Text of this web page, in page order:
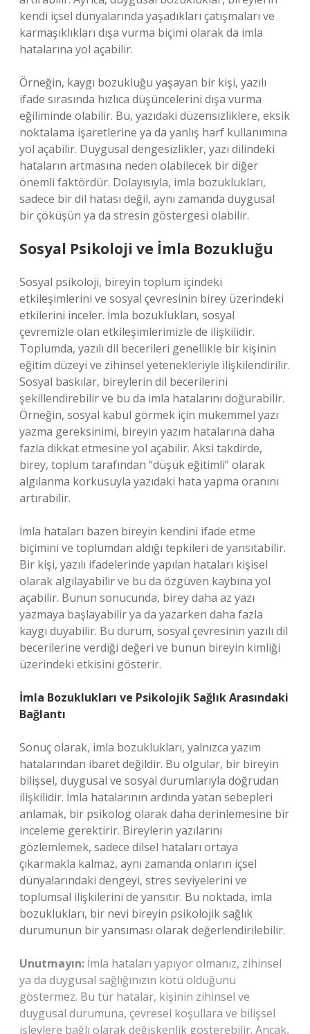
kendi içsel dünyalarında yaşadıkları çatışmaları ve
karmaşıklıkları dışa vurma biçimi olarak da imla
hatalarına yol açabilir.
Örneğin, kaygı bozukluğu yaşayan bir kişi, yazılı
ifade sırasında hızlıca düşüncelerini dışa vurma
eğiliminde olabilir. Bu, yazıdaki düzensizliklere, eksik
noktalama işaretlerine ya da yanlış harf kullanımına
yol açabilir. Duygusal dengesizlikler, yazı dilindeki
hataların artmasına neden olabilecek bir diğer
önemli faktördür. Dolayısıyla, imla bozuklukları,
sadece bir dil hatası değil, aynı zamanda duygusal
bir çöküşün ya da stresin göstergesi olabilir.
Sosyal Psikoloji ve İmla Bozukluğu
Sosyal psikoloji, bireyin toplum içindeki
etkileşimlerini ve sosyal çevresinin birey üzerindeki
etkilerini inceler. İmla bozuklukları, sosyal
çevremizle olan etkileşimlerimizle de ilişkilidir.
Toplumda, yazılı dil becerileri genellikle bir kişinin
eğitim düzeyi ve zihinsel yetenekleriyle ilişkilendirilir.
Sosyal baskılar, bireylerin dil becerilerini
şekillendirebilir ve bu da imla hatalarını doğurabilir.
Örneğin, sosyal kabul görmek için mükemmel yazı
yazma gereksinimi, bireyin yazım hatalarına daha
fazla dikkat etmesine yol açabilir. Aksi takdirde,
birey, toplum tarafından “düşük eğitimli” olarak
algılanma korkusuyla yazıdaki hata yapma oranını
artırabilir.
İmla hataları bazen bireyin kendini ifade etme
biçimini ve toplumdan aldığı tepkileri de yansıtabilir.
Bir kişi, yazılı ifadelerinde yapılan hataları kişisel
olarak algılayabilir ve bu da özgüven kaybına yol
açabilir. Bunun sonucunda, birey daha az yazı
yazmaya başlayabilir ya da yazarken daha fazla
kaygı duyabilir. Bu durum, sosyal çevresinin yazılı dil
becerilerine verdiği değeri ve bunun bireyin kimliği
üzerindeki etkisini gösterir.
İmla Bozuklukları ve Psikolojik Sağlık Arasındaki
Bağlantı
Sonuç olarak, imla bozuklukları, yalnızca yazım
hatalarından ibaret değildir. Bu olgular, bir bireyin
bilişsel, duygusal ve sosyal durumlarıyla doğrudan
ilişkilidir. İmla hatalarının ardında yatan sebepleri
anlamak, bir psikolog olarak daha derinlemesine bir
inceleme gerektirir. Bireylerin yazılarını
gözlemlemek, sadece dilsel hataları ortaya
çıkarmakla kalmaz, aynı zamanda onların içsel
dünyalarındaki dengeyi, stres seviyelerini ve
toplumsal ilişkilerini de yansıtır. Bu noktada, imla
bozuklukları, bir nevi bireyin psikolojik sağlık
durumunun bir yansıması olarak değerlendirilebilir.
Unutmayın: İmla hataları yapıyor olmanız, zihinsel
ya da duygusal sağlığınızın kötü olduğunu
göstermez. Bu tür hatalar, kişinin zihinsel ve
duygusal durumuna, çevresel koşullara ve bilişsel
işlevlere bağlı olarak değişkenlik gösterebilir. Ancak,